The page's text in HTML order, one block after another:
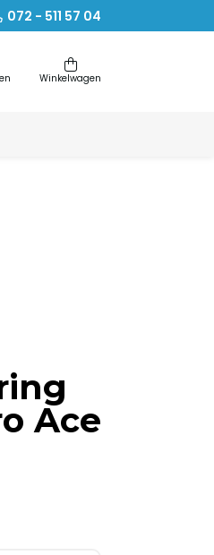
072 - 511 57 04
Winkelwagen
Ace